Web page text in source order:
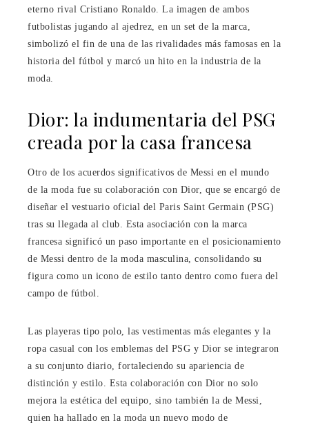
eterno rival Cristiano Ronaldo. La imagen de ambos
futbolistas jugando al ajedrez, en un set de la marca,
simbolizó el fin de una de las rivalidades más famosas en la
historia del fútbol y marcó un hito en la industria de la
moda.
Dior: la indumentaria del PSG
creada por la casa francesa
Otro de los acuerdos significativos de Messi en el mundo
de la moda fue su colaboración con Dior, que se encargó de
diseñar el vestuario oficial del Paris Saint Germain (PSG)
tras su llegada al club. Esta asociación con la marca
francesa significó un paso importante en el posicionamiento
de Messi dentro de la moda masculina, consolidando su
figura como un icono de estilo tanto dentro como fuera del
campo de fútbol.
Las playeras tipo polo, las vestimentas más elegantes y la
ropa casual con los emblemas del PSG y Dior se integraron
a su conjunto diario, fortaleciendo su apariencia de
distinción y estilo. Esta colaboración con Dior no solo
mejora la estética del equipo, sino también la de Messi,
quien ha hallado en la moda un nuevo modo de